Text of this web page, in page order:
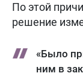
По этой
решение
«Было
ним в